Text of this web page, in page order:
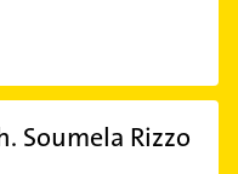
Soumela Rizzo